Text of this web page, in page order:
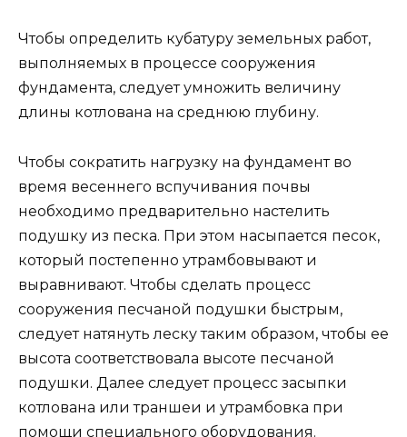
Чтобы определить кубатуру земельных работ,
выполняемых в процессе сооружения
фундамента, следует умножить величину
длины котлована на среднюю глубину.
Чтобы сократить нагрузку на фундамент во
время весеннего вспучивания почвы
необходимо предварительно настелить
подушку из песка. При этом насыпается песок,
который постепенно утрамбовывают и
выравнивают. Чтобы сделать процесс
сооружения песчаной подушки быстрым,
следует натянуть леску таким образом, чтобы ее
высота соответствовала высоте песчаной
подушки. Далее следует процесс засыпки
котлована или траншеи и утрамбовка при
помощи специального оборудования.